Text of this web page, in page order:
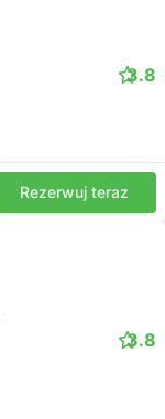
3.8
Rezerwuj teraz
3.8